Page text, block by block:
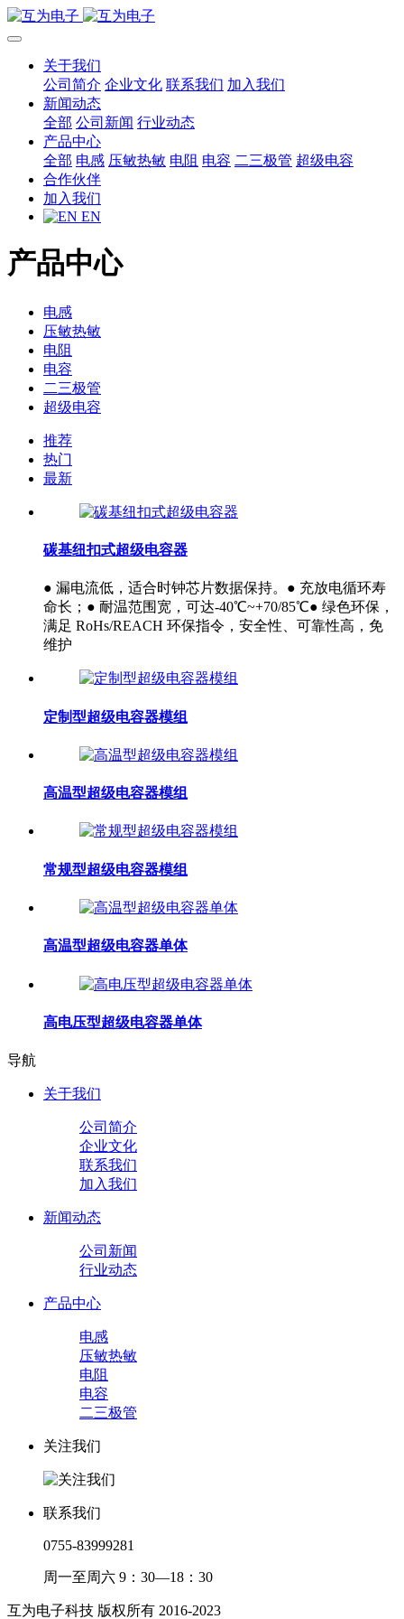
关于我们
公司简介 企业文化 联系我们 加入我们
新闻动态
全部 公司新闻 行业动态
产品中心
全部 电感 压敏热敏 电阻 电容 二三极管 超级电容
合作伙伴
加入我们
EN
产品中心
电感
压敏热敏
电阻
电容
二三极管
超级电容
推荐
热门
最新
碳基纽扣式超级电容器
● 漏电流低，适合时钟芯片数据保持。● 充放电循环寿
命长；● 耐温范围宽，可达-40℃~+70/85℃● 绿色环保，
满足 RoHs/REACH 环保指令，安全性、可靠性高，免
维护
定制型超级电容器模组
高温型超级电容器模组
常规型超级电容器模组
高温型超级电容器单体
高电压型超级电容器单体
导航
关于我们
公司简介
企业文化
联系我们
加入我们
新闻动态
公司新闻
行业动态
产品中心
电感
压敏热敏
电阻
电容
二三极管
关注我们
联系我们
0755-83999281
周一至周六 9：30—18：30
互为电子科技 版权所有 2016-2023